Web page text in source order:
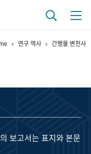
연구자들
연구 역사 간행물 변천사
보고서는 표지와 본문